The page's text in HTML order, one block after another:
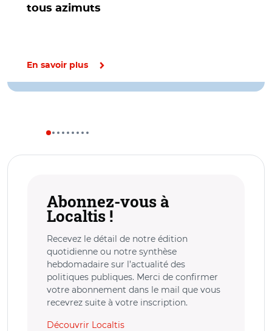
tous azimuts
En savoir plus
Abonnez-vous à
Localtis !
Recevez le détail de notre édition
quotidienne ou notre synthèse
hebdomadaire sur l’actualité des
politiques publiques. Merci de confirmer
votre abonnement dans le mail que vous
recevrez suite à votre inscription.
Découvrir Localtis